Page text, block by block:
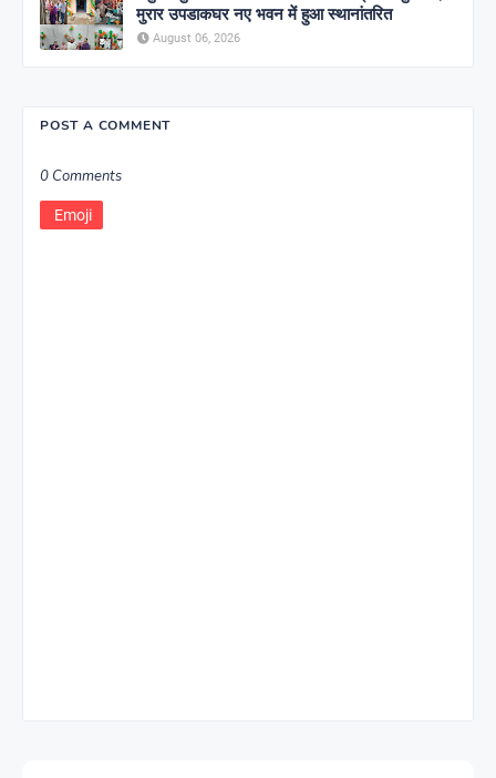
मुरार उपडाकघर नए भवन में हुआ स्थानांतरित
August 06, 2026
POST A COMMENT
0 Comments
Emoji